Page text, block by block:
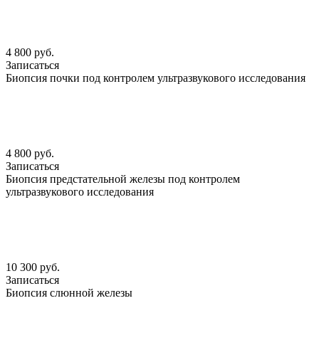
4 800 руб.
Записаться
Биопсия почки под контролем ультразвукового исследования
4 800 руб.
Записаться
Биопсия предстательной железы под контролем
ультразвукового исследования
10 300 руб.
Записаться
Биопсия слюнной железы